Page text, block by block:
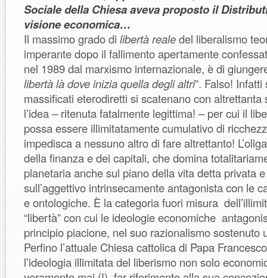
Sociale della Chiesa aveva proposto il
visione economica…
Il massimo grado di libertà realedel liberalismo
imperante dopo il fallimento apertamente
nel 1989 dal marxismo internazionale, è di
libertà là dove inizia quella degli altri”. Falso!
massificati eterodiretti si scatenano con altrettanta
l’idea – ritenuta fatalmente legittima! – per cui il
possa essere illimitatamente cumulativo di
impedisca a nessuno altro di fare altrettanto!
della finanza e dei capitali, che domina
planetaria anche sul piano della vita detta privata
sull’aggettivo intrinsecamente antagonista con le
e ontologiche. È la categoria fuori misura
“libertà” con cui le ideologie economiche
principio piacione, nel suo razionalismo sostenuto
Perfino l’attuale Chiesa cattolica di Papa
l’ideologia illimitata del liberismo non solo